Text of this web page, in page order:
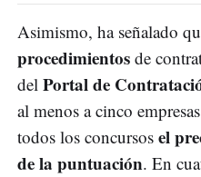
Asimismo, ha señalado
procedimientos de
del Portal de
al menos a cinco
todos los concursos el
de la puntuación. En